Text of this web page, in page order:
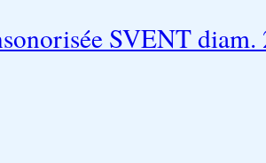
SVENT diam.